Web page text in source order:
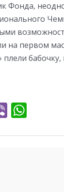
Фонда,
на первом
Vi
er at